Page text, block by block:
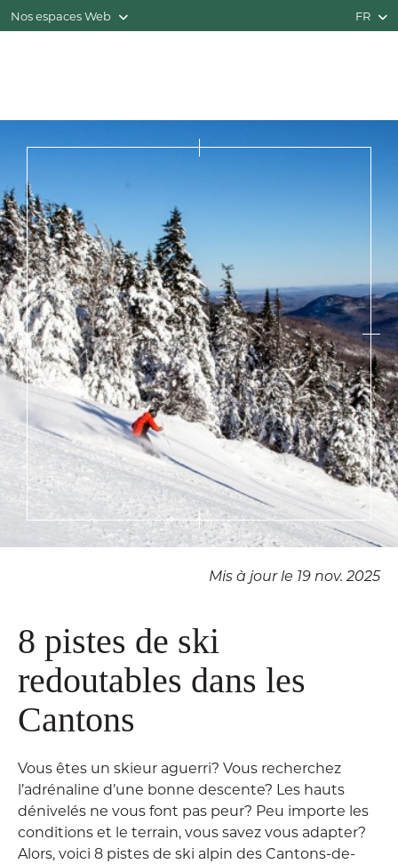
Nos espaces Web FR
Mis à jour le 19 nov. 2025
8 pistes de ski
redoutables dans les
Cantons
Vous êtes un skieur aguerri? Vous recherchez
l’adrénaline d’une bonne descente? Les hauts
dénivelés ne vous font pas peur? Peu importe les
conditions et le terrain, vous savez vous adapter?
Alors, voici 8 pistes de ski alpin des Cantons-de-